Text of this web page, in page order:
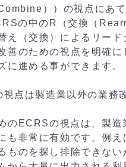
））の視点にあて
の中のR（交換（
え（交換）によるリー
善のための視点を明確
に進める事ができます。
点は製造業以外の業務
のECRSの視点は、製
も非常に有効です。例
ものを探し排除できな